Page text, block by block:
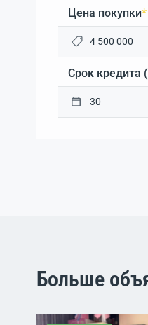
Цена покупки*
Срок кредита
Больше